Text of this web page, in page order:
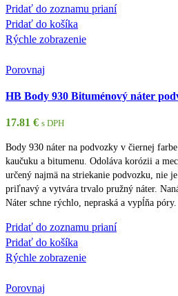
Pridať do zoznamu prianí
Pridať do košíka
Rýchle zobrazenie
Porovnaj
HB Body 930 Bituménový náter
17.81 € s DPH
Body 930 náter na podvozky v čiernej
kaučuku a bitumenu. Odoláva korózii a
určený najmä na striekanie podvozku, nie
priľnavý a vytvára trvalo pružný náter.
Náter schne rýchlo, nepraská a vypĺňa póry.
Pridať do zoznamu prianí
Pridať do košíka
Rýchle zobrazenie
Porovnaj